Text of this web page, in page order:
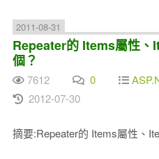
2011-08-31
Repeater的 Items屬性、
個？
7612 0
2012-07-30
摘要:Repeater的 Items屬性、